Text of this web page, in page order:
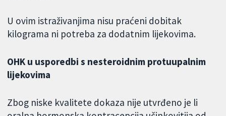
U ovim istraživanjima nisu praćeni dobitak
kilograma ni potreba za dodatnim lijekovima.
OHK u usporedbi s nesteroidnim protuupalnim
lijekovima
Zbog niske kvalitete dokaza nije utvrđeno je li